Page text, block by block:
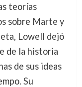
teorías
sobre Marte y
Lowell dejó
de la historia
de sus ideas
Su